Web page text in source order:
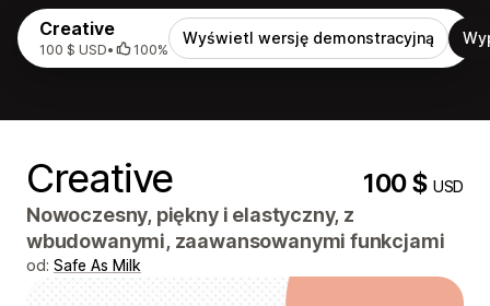
Creative
100 $ USD• 100%
Wyświetl wersję demonstracyjną
Creative 100 $USD
Nowoczesny, piękny i elastyczny, z
wbudowanymi, zaawansowanymi funkcjami
od: Safe As Milk